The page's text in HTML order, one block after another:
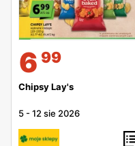
6 99
Chipsy Lay's
5 -12 sie 2026